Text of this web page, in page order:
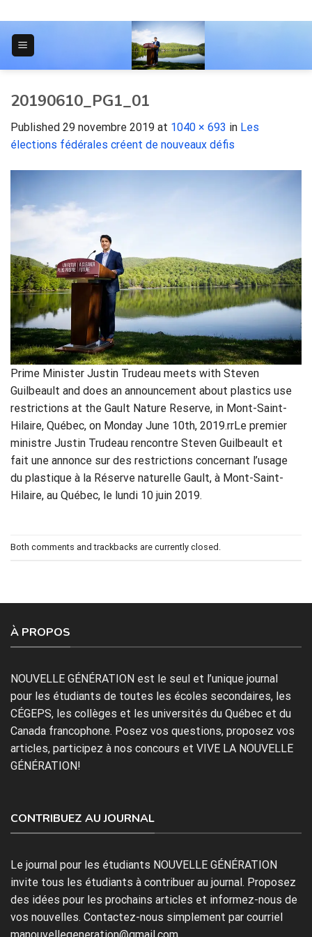
to
content
20190610_PG1_01
Published 29 novembre 2019 at 1040 × 693 in Les
élections fédérales créent de nouveaux défis
Prime Minister Justin Trudeau meets with Steven
Guilbeault and does an announcement about plastics use
restrictions at the Gault Nature Reserve, in Mont-Saint-
Hilaire, Québec, on Monday June 10th, 2019.rrLe premier
ministre Justin Trudeau rencontre Steven Guilbeault et
fait une annonce sur des restrictions concernant l’usage
du plastique à la Réserve naturelle Gault, à Mont-Saint-
Hilaire, au Québec, le lundi 10 juin 2019.
Both comments and trackbacks are currently closed.
À PROPOS
NOUVELLE GÉNÉRATION est le seul et l’unique journal
pour les étudiants de toutes les écoles secondaires, les
CÉGEPS, les collèges et les universités du Québec et du
Canada francophone. Posez vos questions, proposez vos
articles, participez à nos concours et VIVE LA NOUVELLE
GÉNÉRATION!
CONTRIBUEZ AU JOURNAL
Le journal pour les étudiants NOUVELLE GÉNÉRATION
invite tous les étudiants à contribuer au journal. Proposez
des idées pour les prochains articles et informez-nous de
vos nouvelles. Contactez-nous simplement par courriel